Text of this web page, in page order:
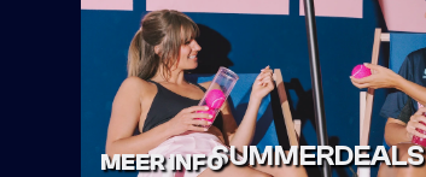
SUMMERDEALS
MEER INFO